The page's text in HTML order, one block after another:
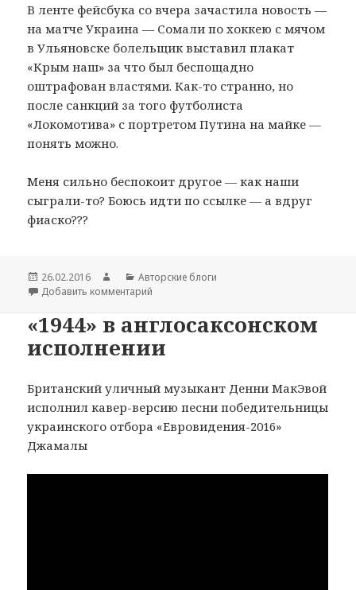
В ленте фейсбука со вчера зачастила новость —
на матче Украина — Сомали по хоккею с мячом
в Ульяновске болельщик выставил плакат
«Крым наш» за что был беспощадно
оштрафован властями. Как-то странно, но
после санкций за того футболиста
«Локомотива» с портретом Путина на майке —
понять можно.
Меня сильно беспокоит другое — как наши
сыграли-то? Боюсь идти по ссылке — а вдруг
фиаско???
Опубликовано
26.02.2016 АвторРубрики
Авторские блоги
Добавить комментарий
«1944» в англосаксонском
исполнении
Британский уличный музыкант Денни МакЭвой
исполнил кавер-версию песни победительницы
украинского отбора «Евровидения-2016»
Джамалы